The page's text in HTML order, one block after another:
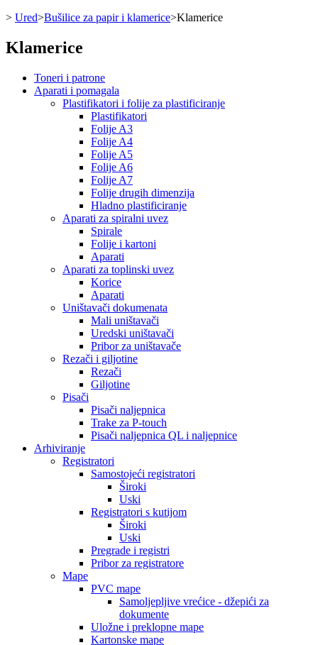
> Ured>Bušilice za papir i klamerice>Klamerice
Klamerice
Toneri i patrone
Aparati i pomagala
Plastifikatori i folije za plastificiranje
Plastifikatori
Folije A3
Folije A4
Folije A5
Folije A6
Folije A7
Folije drugih dimenzija
Hladno plastificiranje
Aparati za spiralni uvez
Spirale
Folije i kartoni
Aparati
Aparati za toplinski uvez
Korice
Aparati
Uništavači dokumenata
Mali uništavači
Uredski uništavači
Pribor za uništavače
Rezači i giljotine
Rezači
Giljotine
Pisači
Pisači naljepnica
Trake za P-touch
Pisači naljepnica QL i naljepnice
Arhiviranje
Registratori
Samostojeći registratori
Široki
Uski
Registratori s kutijom
Široki
Uski
Pregrade i registri
Pribor za registratore
Mape
PVC mape
Samoljepljive vrećice - džepići za
dokumente
Uložne i preklopne mape
Kartonske mape